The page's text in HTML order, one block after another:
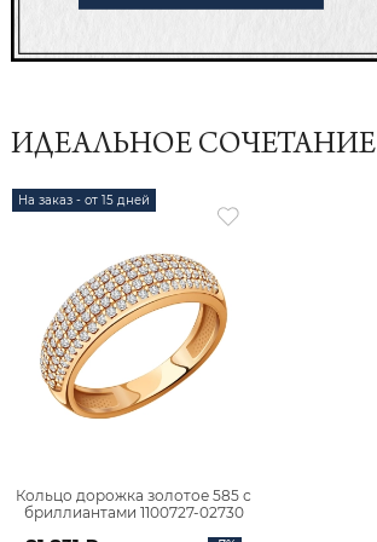
ИДЕАЛЬНОЕ СОЧЕТАНИЕ
На заказ - от 15 дней
Кольцо дорожка золотое 585 с
бриллиантами 1100727-02730